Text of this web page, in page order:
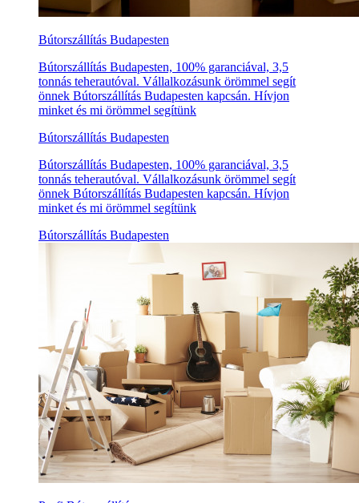
Bútorszállítás Budapesten
Bútorszállítás Budapesten, 100% garanciával, 3,5
tonnás teherautóval. Vállalkozásunk örömmel segít
önnek Bútorszállítás Budapesten kapcsán. Hívjon
minket és mi örömmel segítünk
Bútorszállítás Budapesten
Bútorszállítás Budapesten, 100% garanciával, 3,5
tonnás teherautóval. Vállalkozásunk örömmel segít
önnek Bútorszállítás Budapesten kapcsán. Hívjon
minket és mi örömmel segítünk
Bútorszállítás Budapesten